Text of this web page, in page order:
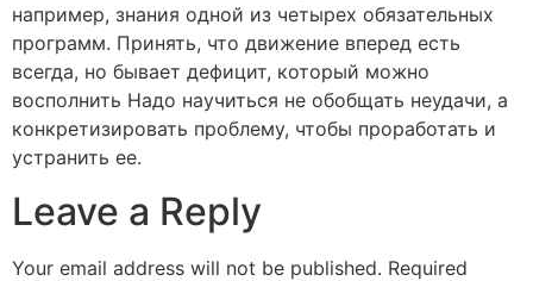
например, знания одной из четырех обязательных
программ. Принять, что движение вперед есть
всегда, но бывает дефицит, который можно
восполнить Надо научиться не обобщать неудачи, а
конкретизировать проблему, чтобы проработать и
устранить ее.
Leave a Reply
Your email address will not be published. Required